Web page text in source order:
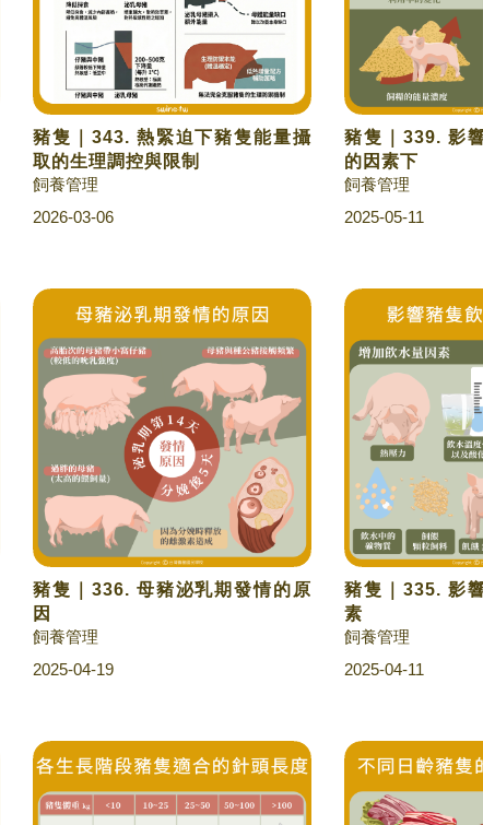
豬隻｜343. 熱緊迫下豬隻能量攝
取的生理調控與限制
飼養管理
2026-03-06
豬隻｜339. 影
的因素下
飼養管理
2025-05-11
豬隻｜336. 母豬泌乳期發情的原
因
飼養管理
2025-04-19
豬隻｜335. 影
素
飼養管理
2025-04-11